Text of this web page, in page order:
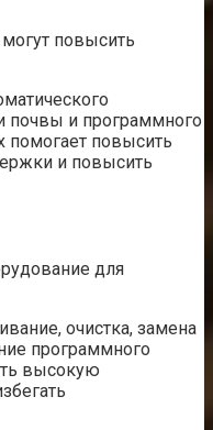
повысить
почвы и программного
помогает повысить
и повысить
для
очистка, замена
программного
высокую